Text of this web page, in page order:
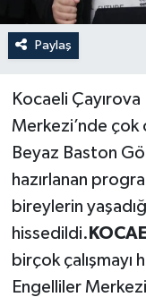
Paylaş
Kocaeli
Merkezi’nde
Beyaz Baston
hazırlanan
bireylerin
hissedildi.
birçok
Engelliler